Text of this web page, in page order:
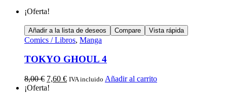
¡Oferta!
Añadir a la lista de deseos Compare Vista rápida
Comics / Libros, Manga
TOKYO GHOUL 4
8,00€ 7,60 € IVA incluido Añadir al carrito
¡Oferta!